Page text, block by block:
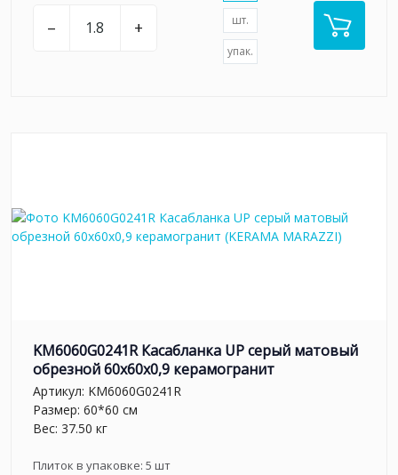
– + шт.
упак.
KM6060G0241R Касабланка UP серый матовый
обрезной 60x60x0,9 керамогранит
Артикул: KM6060G0241R
Размер: 60*60 см
Вес: 37.50 кг
Плиток в упаковке: 5 шт